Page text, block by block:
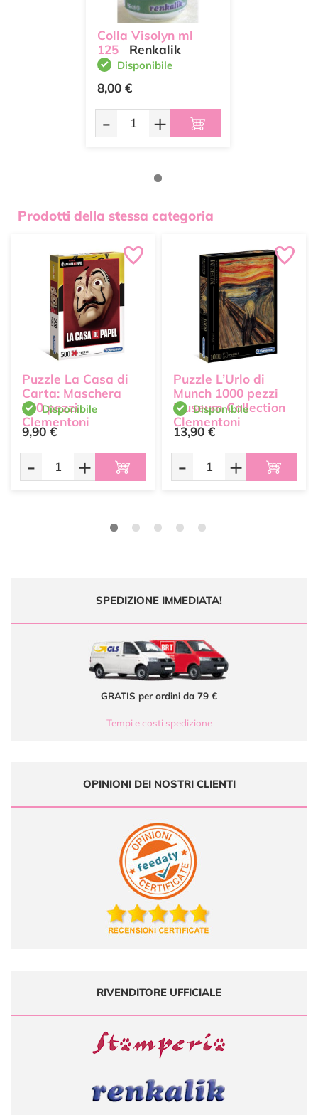
Colla Visolyn ml
125
Renkalik
Disponibile
8,00 €
- +
Prodotti della stessa categoria
Puzzle La Casa di
Carta: Maschera
500 pezzi
Clementoni
Clementoni
Disponibile
9,90 €
- +
Puzzle L’Urlo di
Munch 1000 pezzi
Museum Collection
Clementoni
Clementoni
Disponibile
13,90 €
- +
SPEDIZIONE IMMEDIATA!
GRATIS per ordini da 79 €
Tempi e costi spedizione
OPINIONI DEI NOSTRI CLIENTI
RIVENDITORE UFFICIALE